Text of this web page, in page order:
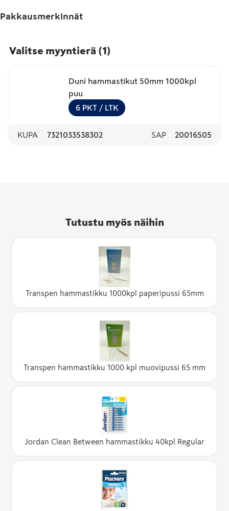
Pakkausmerkinnät
Valitse myyntierä (1)
Duni hammastikut 50mm 1000kpl
puu
6 PKT / LTK
KUPA 7321033538302 SAP 20016505
Tutustu myös näihin
Transpen hammastikku 1000kpl paperipussi 65mm
Transpen hammastikku 1000 kpl muovipussi 65 mm
Jordan Clean Between hammastikku 40kpl Regular